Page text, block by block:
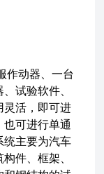
作动器、一台
试验软件、
灵活，即可进
可进行单通
统主要为汽车
件、框架、